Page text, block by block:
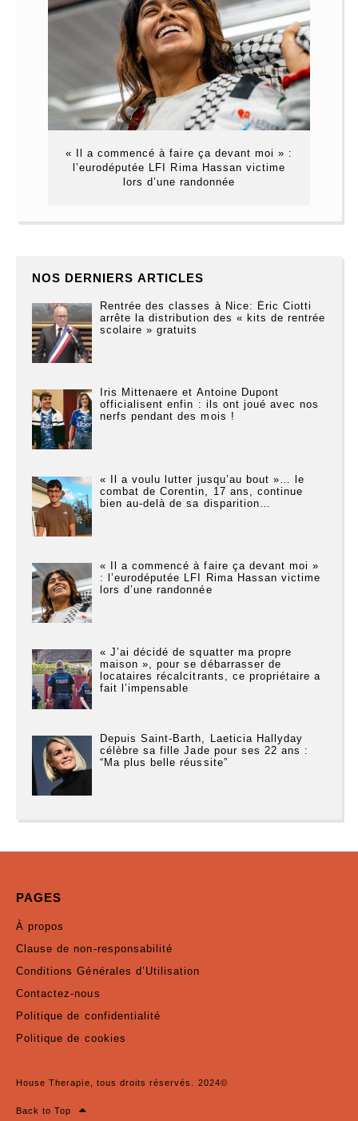
« Il a commencé à faire ça devant moi » :
l’eurodéputée LFI Rima Hassan victime
lors d’une randonnée
NOS DERNIERS ARTICLES
Rentrée des classes à Nice: Éric Ciotti
arrête la distribution des « kits de rentrée
scolaire » gratuits
Iris Mittenaere et Antoine Dupont
officialisent enfin : ils ont joué avec nos
nerfs pendant des mois !
« Il a voulu lutter jusqu’au bout »… le
combat de Corentin, 17 ans, continue
bien au-delà de sa disparition…
« Il a commencé à faire ça devant moi »
: l’eurodéputée LFI Rima Hassan victime
lors d’une randonnée
« J’ai décidé de squatter ma propre
maison », pour se débarrasser de
locataires récalcitrants, ce propriétaire a
fait l’impensable
Depuis Saint-Barth, Laeticia Hallyday
célèbre sa fille Jade pour ses 22 ans :
“Ma plus belle réussite”
PAGES
À propos
Clause de non-responsabilité
Conditions Générales d’Utilisation
Contactez-nous
Politique de confidentialité
Politique de cookies
House Therapie, tous droits réservés. 2024©
Back to Top